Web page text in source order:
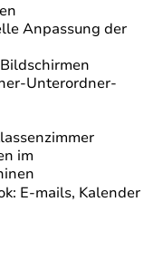
Anpassung der
Unterordner-
im
E-mails, Kalender